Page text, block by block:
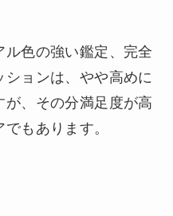
ル色の強い鑑定、完全
ョンは、やや高めに
、その分満足度が高
もあります。